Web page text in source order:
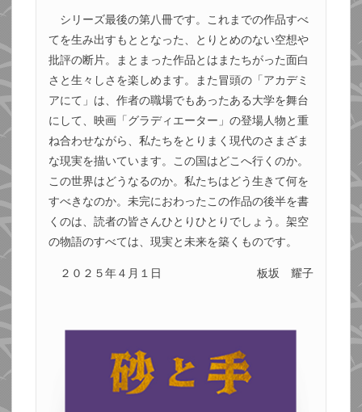
シリーズ最後の第八冊です。これまでの作品すべ
てを生み出すもととなった、とりとめのない空想や
批評の断片。まとまった作品とはまたちがった面白
さと生々しさを楽しめます。また冒頭の「アカデミ
アにて」は、作者の職場でもあったある大学を舞台
にして、映画「グラディエーター」の登場人物と重
ね合わせながら、私たちをとりまく現代のさまざま
な現実を描いています。この国はどこへ行くのか。
この世界はどうなるのか。私たちはどう生きて何を
すべきなのか。未完におわったこの作品の後半を書
くのは、読者の皆さんひとりひとりでしょう。架空
の物語のすべては、現実と未来を築くものです。
２０２５年４月１日 板坂 耀子